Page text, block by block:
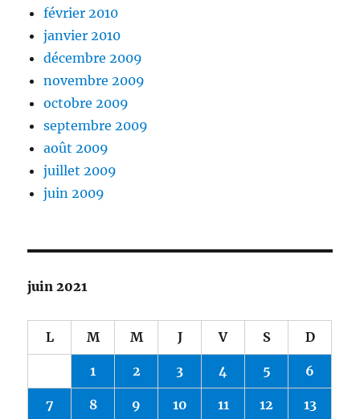
février 2010
janvier 2010
décembre 2009
novembre 2009
octobre 2009
septembre 2009
août 2009
juillet 2009
juin 2009
juin 2021
L M M J V S D
1 2 3 4 5 6
7 8 9 10 11 12 13